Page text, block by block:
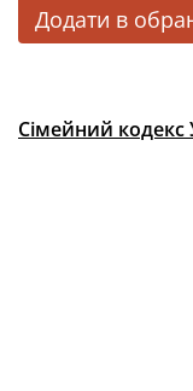
Додати в
Сімейний кодекс